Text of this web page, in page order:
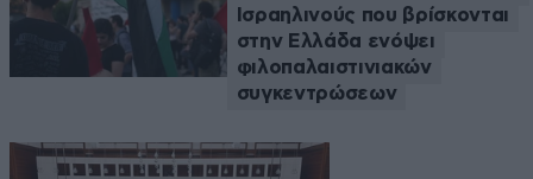
Ισραηλινούς που βρίσκονται
στην Ελλάδα ενόψει
φιλοπαλαιστινιακών
συγκεντρώσεων